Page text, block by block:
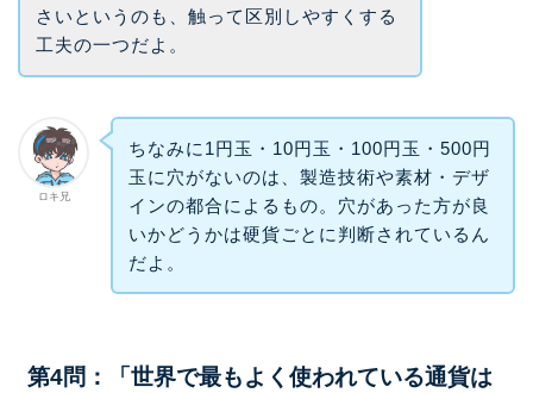
さいというのも、触って区別しやすくする
工夫の一つだよ。
ロキ兄
ちなみに1円玉・10円玉・100円玉・500円
玉に穴がないのは、製造技術や素材・デザ
インの都合によるもの。穴があった方が良
いかどうかは硬貨ごとに判断されているん
だよ。
第4問：「世界で最もよく使われている通貨は